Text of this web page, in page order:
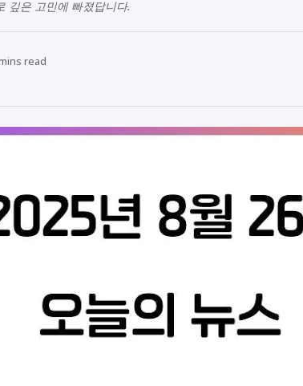
깊은 고민에 빠졌답니다.
read